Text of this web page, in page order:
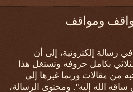
ومواقف
رسالة إلكترونية، إلى أن
بكامل حروفه وتستغل هذا
من مقالات وربما غيرها إلى
الله إليه". ومحتوى الرسالة،